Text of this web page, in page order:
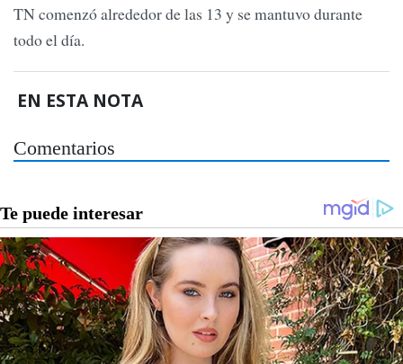
TN comenzó alrededor de las 13 y se mantuvo durante
todo el día.
EN ESTA NOTA
Comentarios